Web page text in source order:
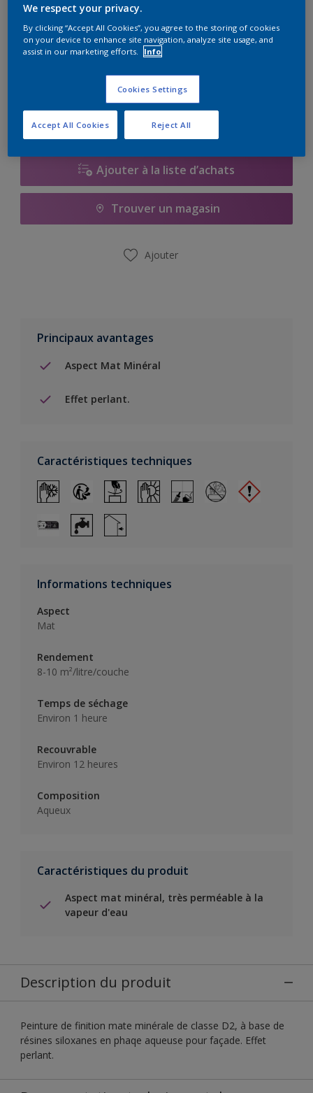
5L
Quantité Calculateur de peinture
Ajouter à la liste d’achats
Trouver un magasin
Ajouter
Principaux avantages
Aspect Mat Minéral
Effet perlant.
Caractéristiques techniques
Informations techniques
Aspect
Mat
Rendement
8-10 m²/litre/couche
Temps de séchage
Environ 1 heure
Recouvrable
Environ 12 heures
Composition
Aqueux
Caractéristiques du produit
Aspect mat minéral, très perméable à la
vapeur d'eau
Description du produit
Peinture de finition mate minérale de classe D2, à base de
résines siloxanes en phaqe aqueuse pour façade. Effet
perlant.
We respect your privacy.
By clicking “Accept All Cookies”, you agree to the storing of cookies
on your device to enhance site navigation, analyze site usage, and
assist in our marketing efforts.
Info
Cookies Settings
Reject All
Accept All Cookies